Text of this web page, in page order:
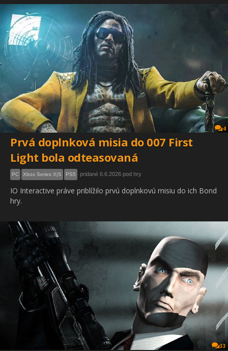
4
Prvá doplnková misia do 007 First
Light bola odteasovaná
PC Xbox Series X|S PS5 pridané 6.6.2026 pod hry
IO Interactive práve priblížilo prvú doplnkovú misiu do ich Bond
hry.
33